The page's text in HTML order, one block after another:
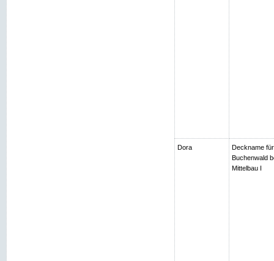
Dora
Deckname
Buchenwald
Mittelbau I